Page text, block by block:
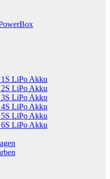
1S LiPo Akku
2S LiPo Akku
3S LiPo Akku
4S LiPo Akku
5S LiPo Akku
6S LiPo Akku